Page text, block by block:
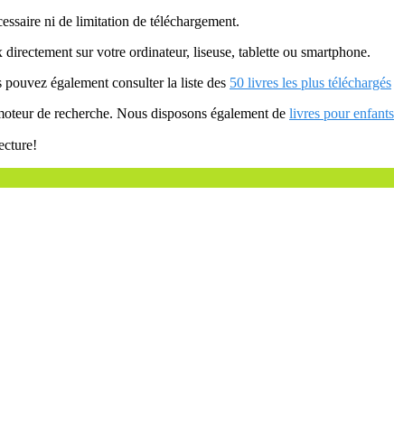
ni de limitation de téléchargement.
sur votre ordinateur, liseuse, tablette ou smartphone.
pouvez également consulter la liste des 50 livres les plus téléchargés
de recherche. Nous disposons également de livres pour enfants